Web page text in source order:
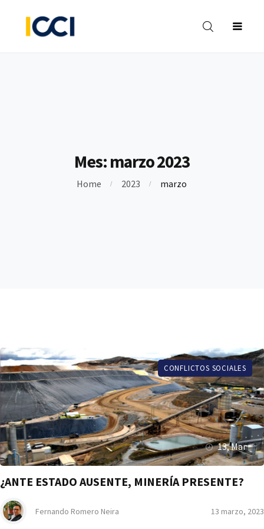
PROYECTOS
OPINIÓN
Mes:marzo 2023
Home 2023 marzo
CONFLICTOS SOCIALES
13, Mar
¿ANTE ESTADO AUSENTE, MINERÍA PRESENTE?
Fernando Romero Neira 13 marzo, 2023